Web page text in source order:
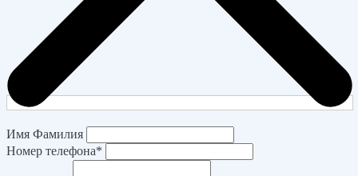
Имя Фамилия
Номер телефона*